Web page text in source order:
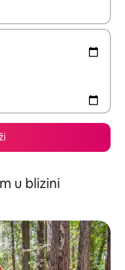
da se krećete kroz njih
u blizini